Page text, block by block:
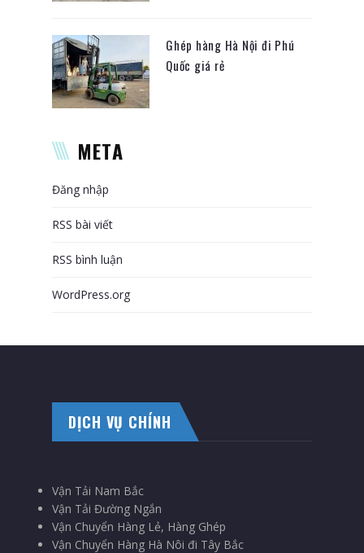
Ghép hàng Hà Nội đi Phú
Quốc giá rẻ
META
Đăng nhập
RSS bài viết
RSS bình luận
WordPress.org
DỊCH VỤ CHÍNH
Vận Tải Nam Bắc
Vận Tải Đường Ngắn
Vận Chuyển Hàng Lẻ, Hàng Ghép
Vận Chuyển Hàng Hà Nôi đi Tây Bắc